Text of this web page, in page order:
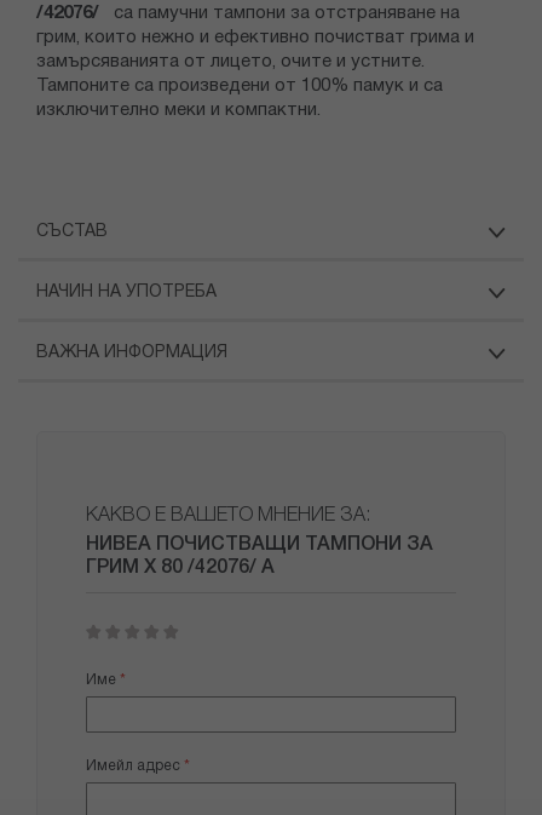
/42076/ са памучни тампони за отстраняване на
грим, които нежно и ефективно почистват грима и
замърсяванията от лицето, очите и устните.
Тампоните са произведени от 100% памук и са
изключително меки и компактни.
СЪСТАВ
НАЧИН НА УПОТРЕБА
ВАЖНА ИНФОРМАЦИЯ
КАКВО Е ВАШЕТО МНЕНИЕ ЗА:
НИВЕА ПОЧИСТВАЩИ ТАМПОНИ ЗА
ГРИМ Х 80 /42076/ А
star
stars
stars
stars
stars
Име
Имейл адрес